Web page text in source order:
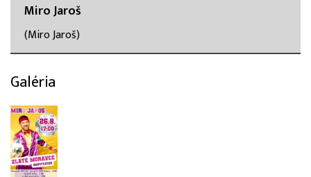
Miro Jaroš
(Miro Jaroš)
Galéria